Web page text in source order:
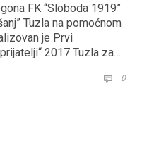
FK “Sloboda 1919”
Tuzla na pomoćnom
je Prvi
2017 Tuzla za…
 0